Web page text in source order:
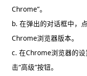
Chrome”。
b. 在弹出的对话框中，
Chrome浏览器版本。
c. 在Chrome浏览器的设
击“高级”按钮。